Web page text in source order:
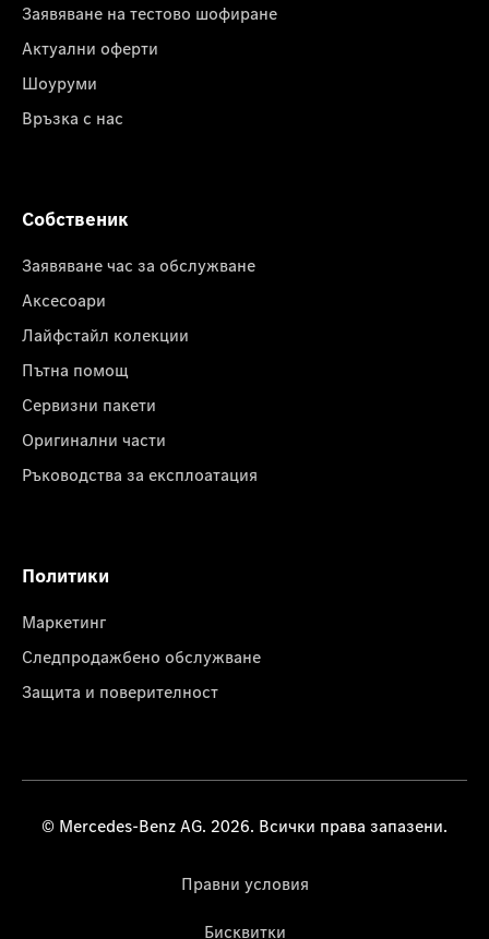
Заявяване на тестово шофиране
Актуални оферти
Шоуруми
Връзка с нас
Собственик
Заявяване час за обслужване
Аксесоари
Лайфстайл колекции
Пътна помощ
Сервизни пакети
Оригинални части
Ръководства за експлоатация
Политики
Маркетинг
Следпродажбено обслужване
Защита и поверителност
© Mercedes-Benz AG. 2026. Всички права запазени.
Правни условия
Бисквитки